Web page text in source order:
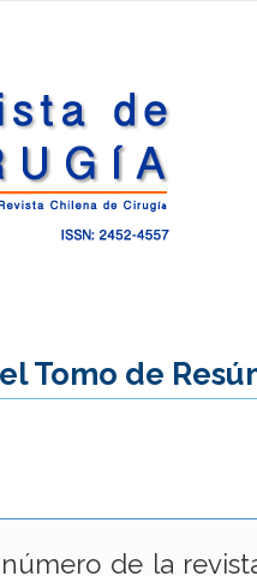
Tomo de
de la